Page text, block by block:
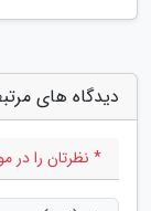
دیدگاه های
* نظرتان را در